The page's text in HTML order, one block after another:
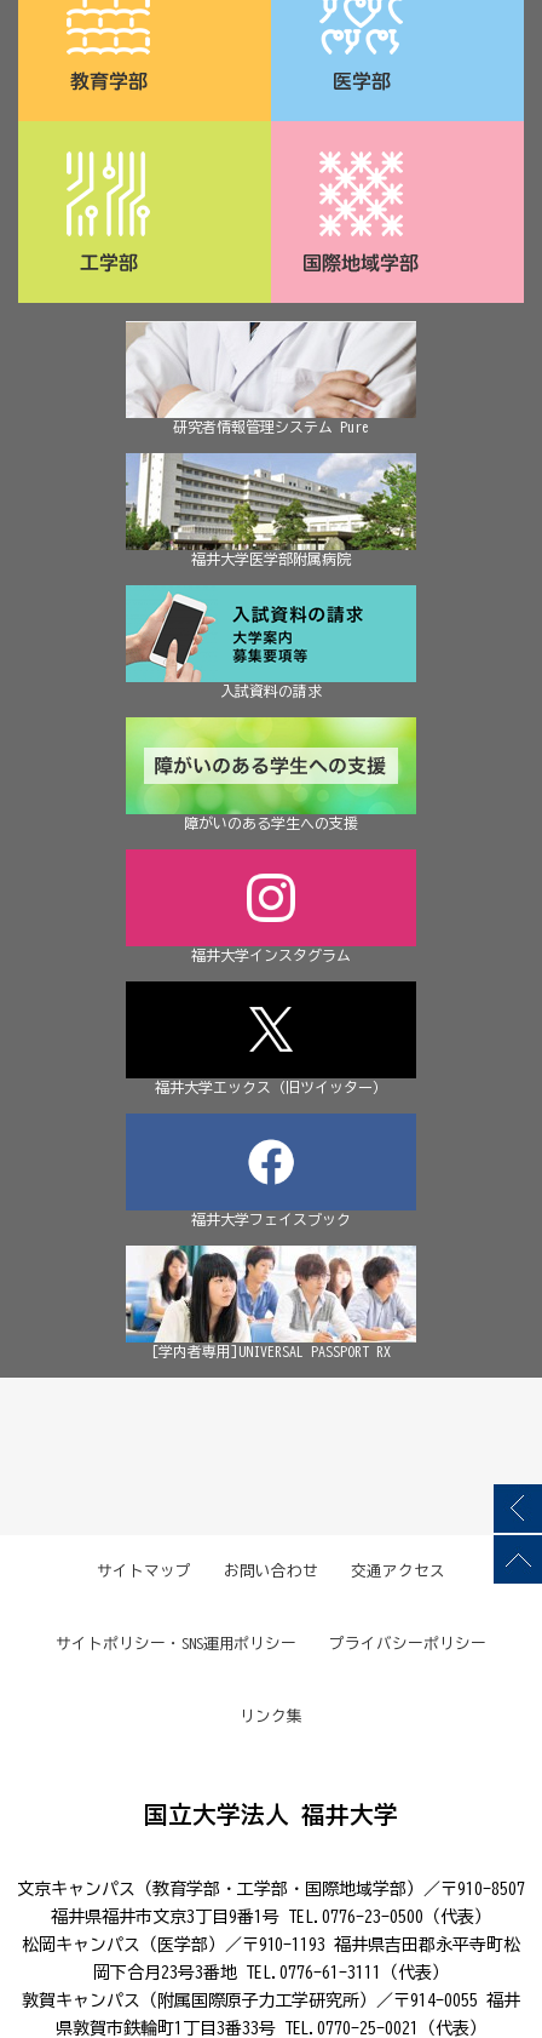
研究者情報管理システム Pure
福井大学医学部附属病院
入試資料の請求
障がいのある学生への支援
福井大学インスタグラム
福井大学エックス（旧ツイッター）
福井大学フェイスブック
[学内者専用]UNIVERSAL PASSPORT RX
サイトマップ お問い合わせ 交通アクセス
サイトポリシー・SNS運用ポリシー プライバシーポリシー
リンク集
国立大学法人 福井大学
文京キャンパス（教育学部・工学部・国際地域学部）／〒910-8507
福井県福井市文京3丁目9番1号 TEL.0776-23-0500（代表）
松岡キャンパス（医学部）／〒910-1193 福井県吉田郡永平寺町松
岡下合月23号3番地 TEL.0776-61-3111（代表）
敦賀キャンパス（附属国際原子力工学研究所）／〒914-0055 福井
県敦賀市鉄輪町1丁目3番33号 TEL.0770-25-0021（代表）